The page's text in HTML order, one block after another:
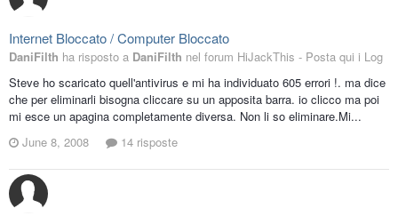
Internet Bloccato / Computer Bloccato
DaniFilth ha risposto a DaniFilth nel forum HiJackThis - Posta qui i Log
Steve ho scaricato quell'antivirus e mi ha individuato 605 errori !. ma dice
che per eliminarli bisogna cliccare su un apposita barra. io clicco ma poi
mi esce un apagina completamente diversa. Non li so eliminare.Mi...
June 8, 2008
14 risposte